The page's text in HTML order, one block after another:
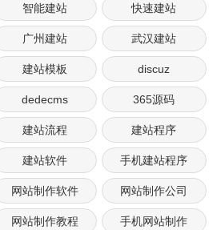
智能建站 快速建站
广州建站 武汉建站
建站模板 discuz
dedecms 365源码
建站流程 建站程序
建站软件 手机建站程序
网站制作软件 网站制作公司
网站制作教程 手机网站制作